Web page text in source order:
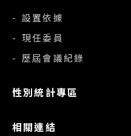
- 設置依據
- 現任委員
- 歷屆會議紀錄
性別統計專區
相關連結